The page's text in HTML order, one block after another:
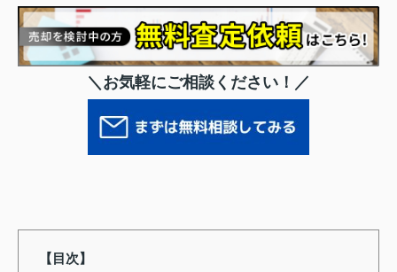
＼お気軽にご相談ください！／
【目次】